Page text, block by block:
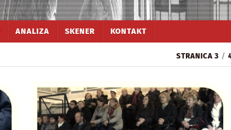
ANALIZA SKENER KONTAKT
STRANICA 3 /